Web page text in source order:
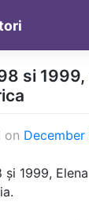
si
on
și 1999,